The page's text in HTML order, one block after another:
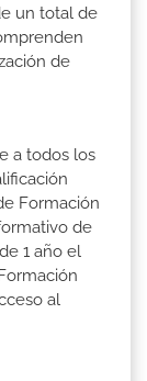
un total de
de
a todos los
Formación
de
1 año el
al